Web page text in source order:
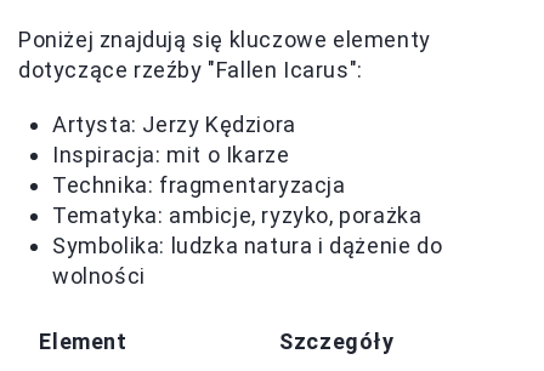
Poniżej znajdują się kluczowe elementy
dotyczące rzeźby "Fallen Icarus":
Artysta: Jerzy Kędziora
Inspiracja: mit o Ikarze
Technika: fragmentaryzacja
Tematyka: ambicje, ryzyko, porażka
Symbolika: ludzka natura i dążenie do
wolności
Element Szczegóły